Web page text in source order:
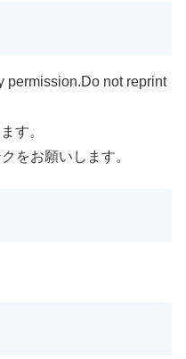
permission.Do not reprint
す。
をお願いします。